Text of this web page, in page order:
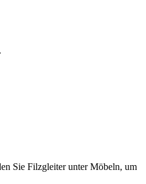
Sie Filzgleiter unter Möbeln, um